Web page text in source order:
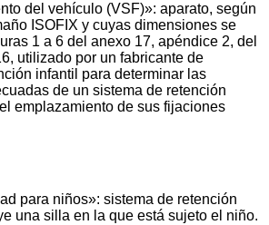
del vehículo (VSF)»: aparato, según
ISOFIX y cuyas dimensiones se
1 a 6 del anexo 17, apéndice 2, del
utilizado por un fabricante de
infantil para determinar las
de un sistema de retención
emplazamiento de sus fijaciones
para niños»: sistema de retención
una silla en la que está sujeto el niño.